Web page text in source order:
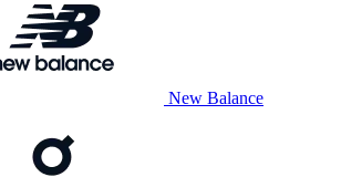
New Balance